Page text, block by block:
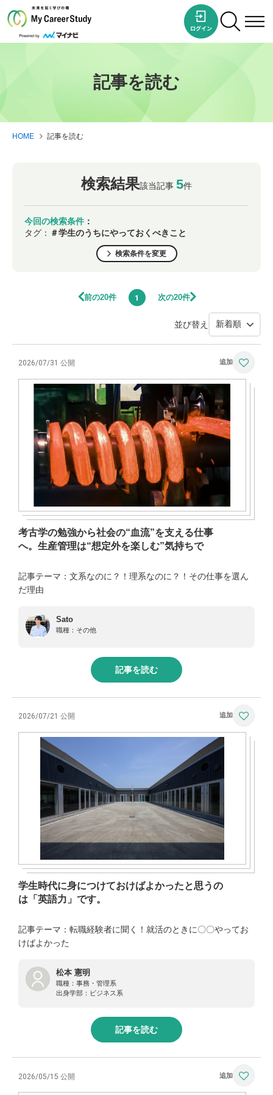
記事を読む
HOME 記事を読む
検索結果該当記事 5件
今回の検索条件 ：
タグ： ＃学生のうちにやっておくべきこと
検索条件を変更
前の20件 1 次の20件
並び替え
2026/07/31 公開
考古学の勉強から社会の“血流”を支える仕事
へ。生産管理は“想定外を楽しむ”気持ちで
記事テーマ：文系なのに？！理系なのに？！その仕事を選ん
だ理由
Sato
職種： その他
記事を読む
2026/07/21 公開
学生時代に身につけておけばよかったと思うの
は「英語力」です。
記事テーマ：転職経験者に聞く！就活のときに〇〇やってお
けばよかった
松本 憲明
職種： 事務・管理系
出身学部： ビジネス系
記事を読む
2026/05/15 公開